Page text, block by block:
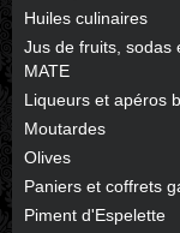
Huiles culinaires
Jus de fruits, sodas
MATE
Liqueurs et apéros
Moutardes
Olives
Paniers et coffrets
Piment d'Espelette